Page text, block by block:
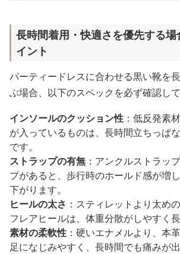
長時間着用・快適さを優先する
イント
パーティードレスに合わせる黒い靴を
ぶ場合、以下のスペックを必ず確認して
インソールのクッション性 ：低反発素
が入っているものは、長時間立ちっぱ
です。
ストラップの有無 ：アンクルストラッ
プがあると、歩行時のホールド感が増
下がります。
ヒールの太さ ：スティレットより太め
フレアヒールは、体重分散がしやすく長
素材の柔軟性 ：硬いエナメルより、本
足になじみやすく、長時間でも痛みが出